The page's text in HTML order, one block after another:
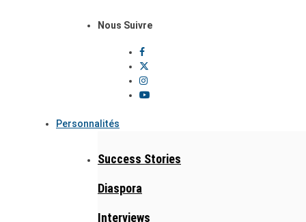
Nous Suivre
Personnalités
Success Stories
Diaspora
Interviews